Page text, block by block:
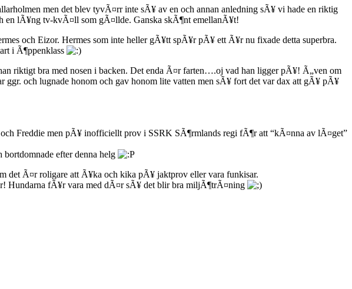
men det blev tyvÃ¤rr inte sÃ¥ av en och annan anledning sÃ¥ vi hade en riktig
en lÃ¥ng tv-kvÃ¤ll som gÃ¤llde. Ganska skÃ¶nt emellanÃ¥t!
och Eizor. Hermes som inte heller gÃ¥tt spÃ¥r pÃ¥ ett Ã¥r nu fixade detta superbra.
i Ã¶ppenklass
riktigt bra med nosen i backen. Det enda Ã¤r farten….oj vad han ligger pÃ¥! Ã„ven om
och lugnade honom och gav honom lite vatten men sÃ¥ fort det var dax att gÃ¥ pÃ¥
Freddie men pÃ¥ inofficiellt prov i SSRK SÃ¶rmlands regi fÃ¶r att “kÃ¤nna av lÃ¤get”
efter denna helg
Ã¤r roligare att Ã¥ka och kika pÃ¥ jaktprov eller vara funkisar.
Hundarna fÃ¥r vara med dÃ¤r sÃ¥ det blir bra miljÃ¶trÃ¤ning